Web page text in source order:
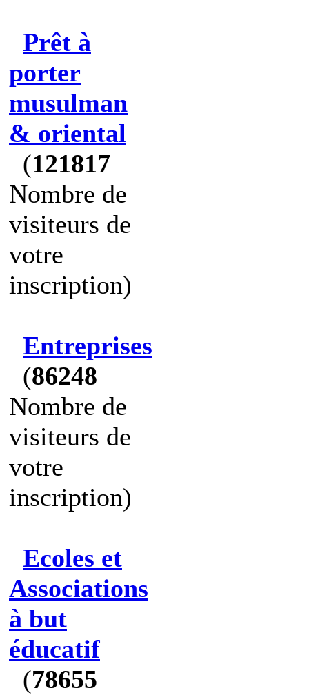
Prêt à
porter
musulman
& oriental
(121817
Nombre de
visiteurs de
votre
inscription)
Entreprises
(86248
Nombre de
visiteurs de
votre
inscription)
Ecoles et
Associations
à but
éducatif
(78655